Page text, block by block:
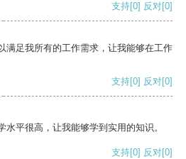
支持[0] 反对[0]
满足我所有的工作需求，让我能够在工作
支持[0] 反对[0]
平很高，让我能够学到实用的知识。
支持[0] 反对[0]